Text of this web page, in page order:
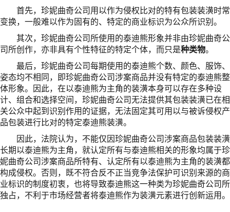
首先，珍妮曲奇公司用以作为侵权比对的特有包装装潢时常
变换，一般难以作为固有的、特定的商业标识为公众所识别。
其次，珍妮曲奇公司所使用的泰迪熊形象并非由珍妮曲奇公
司所创作，亦非具有个性特征的特定个体，而只是种类物。
最后，珍妮曲奇公司每期使用的泰迪熊个数、颜色、服饰、
姿态均不相同，即珍妮曲奇公司涉案商品并没有特定的泰迪熊整
体形象。因此，在以泰迪熊为主角的装潢本身可以存在多种设
计、组合和选择空间，珍妮曲奇公司无法提供其包装装潢已在相
关公众中起到识别作用的证据，无法固定其可用以与被诉侵权产
品包装进行比对的特定泰迪熊装潢。
因此，法院认为，不能仅因珍妮曲奇公司涉案商品包装装潢
长期以泰迪熊为主角，就认定所有与泰迪熊相关的形象均属于珍
妮曲奇公司涉案商品所特有、认定所有以泰迪熊为主角的装潢都
构成侵权。否则，既不符合反不正当竞争法保护可识别来源的商
业标识的制度初衷，也将导致泰迪熊这一种类为珍妮曲奇公司所
独占，不利于市场经营者将泰迪熊作为装潢元素进行创新运用。